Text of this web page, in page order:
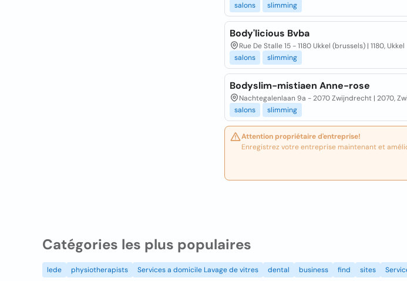
salons
slimming
Body'licious Bvba
Rue De Stalle 15 - 1180 Ukkel (brussels) | 1180, Ukkel
salons
slimming
Bodyslim-mistiaen Anne-rose
Nachtegalenlaan 9a - 2070 Zwijndrecht | 2070,
salons
slimming
Attention propriétaire d'entreprise!
Enregistrez votre entreprise maintenant et
Catégories les plus populaires
lede physiotherapists Services a domicile Lavage de vitres dental business find sites